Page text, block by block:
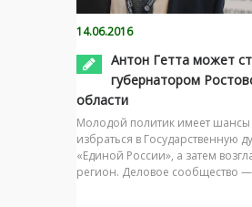
14.06.2016
Антон Гетта может
губернатором
области
Молодой политик имеет шансы
избраться в Государственную
«Единой России», а затем
регион. Деловое сообщество